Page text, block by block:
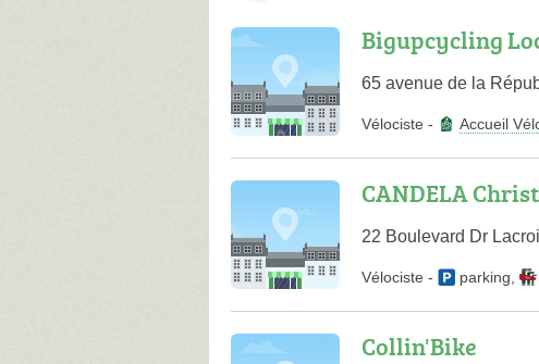
Bigupcycling
65 avenue de la
Vélociste - Accueil
CANDELA
22 Boulevard Dr
Vélociste - parking
Collin'Bike